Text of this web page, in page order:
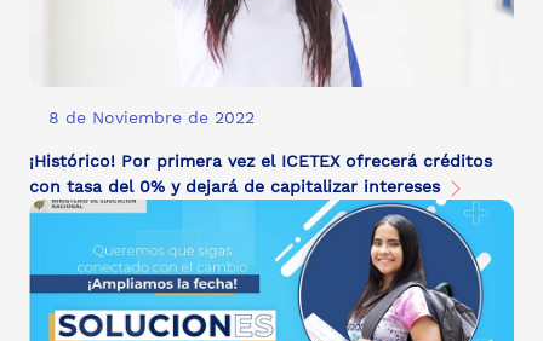
8 de Noviembre de 2022
¡Histórico! Por primera vez el ICETEX ofrecerá créditos
con tasa del 0% y dejará de capitalizar intereses